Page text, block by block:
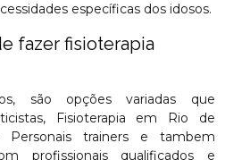
específicas dos idosos.
fazer fisioterapia
são opções variadas que
Fisioterapia em Rio de
Personais trainers e tambem
profissionais qualificados e